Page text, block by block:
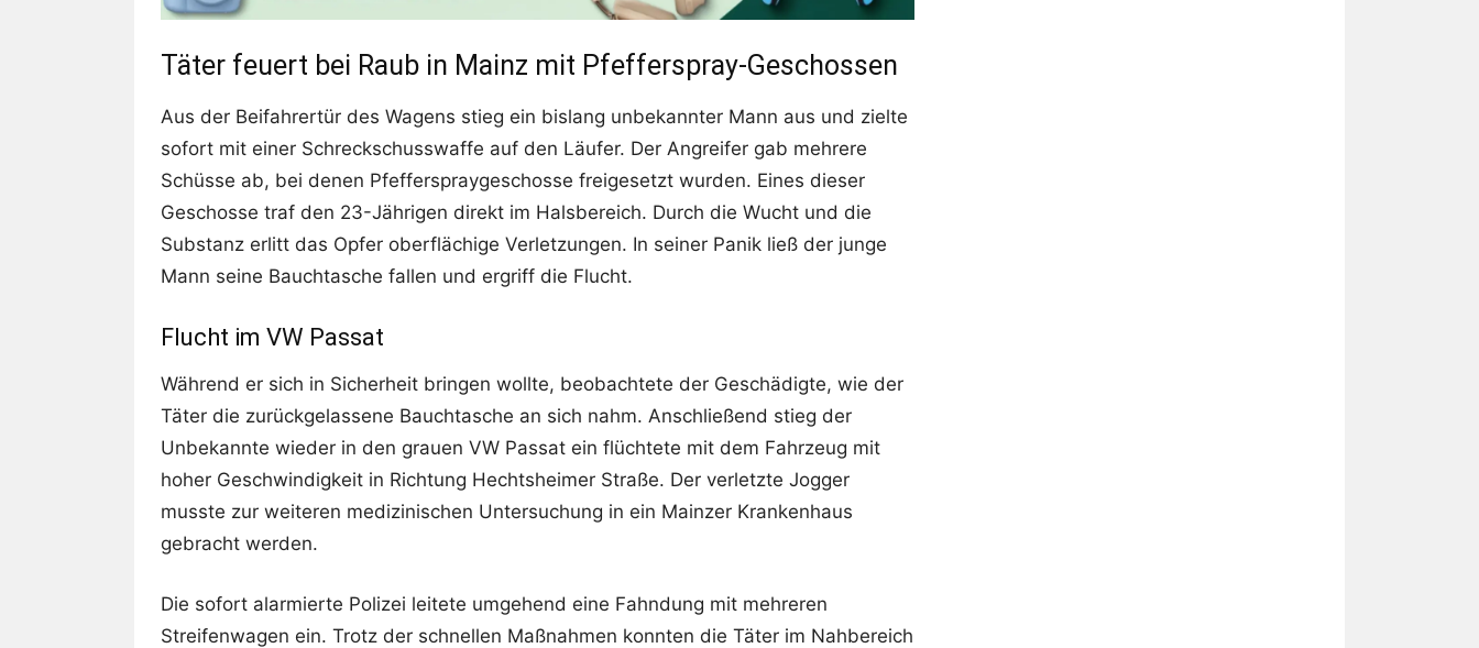
Täter feuert bei Raub in Mainz mit Pfefferspray-Geschossen
Aus der Beifahrertür des Wagens stieg ein bislang unbekannter Mann aus und zielte
sofort mit einer Schreckschusswaffe auf den Läufer. Der Angreifer gab mehrere
Schüsse ab, bei denen Pfefferspraygeschosse freigesetzt wurden. Eines dieser
Geschosse traf den 23-Jährigen direkt im Halsbereich. Durch die Wucht und die
Substanz erlitt das Opfer oberflächige Verletzungen. In seiner Panik ließ der junge
Mann seine Bauchtasche fallen und ergriff die Flucht.
Flucht im VW Passat
Während er sich in Sicherheit bringen wollte, beobachtete der Geschädigte, wie der
Täter die zurückgelassene Bauchtasche an sich nahm. Anschließend stieg der
Unbekannte wieder in den grauen VW Passat ein flüchtete mit dem Fahrzeug mit
hoher Geschwindigkeit in Richtung Hechtsheimer Straße. Der verletzte Jogger
musste zur weiteren medizinischen Untersuchung in ein Mainzer Krankenhaus
gebracht werden.
Die sofort alarmierte Polizei leitete umgehend eine Fahndung mit mehreren
Streifenwagen ein. Trotz der schnellen Maßnahmen konnten die Täter im Nahbereich